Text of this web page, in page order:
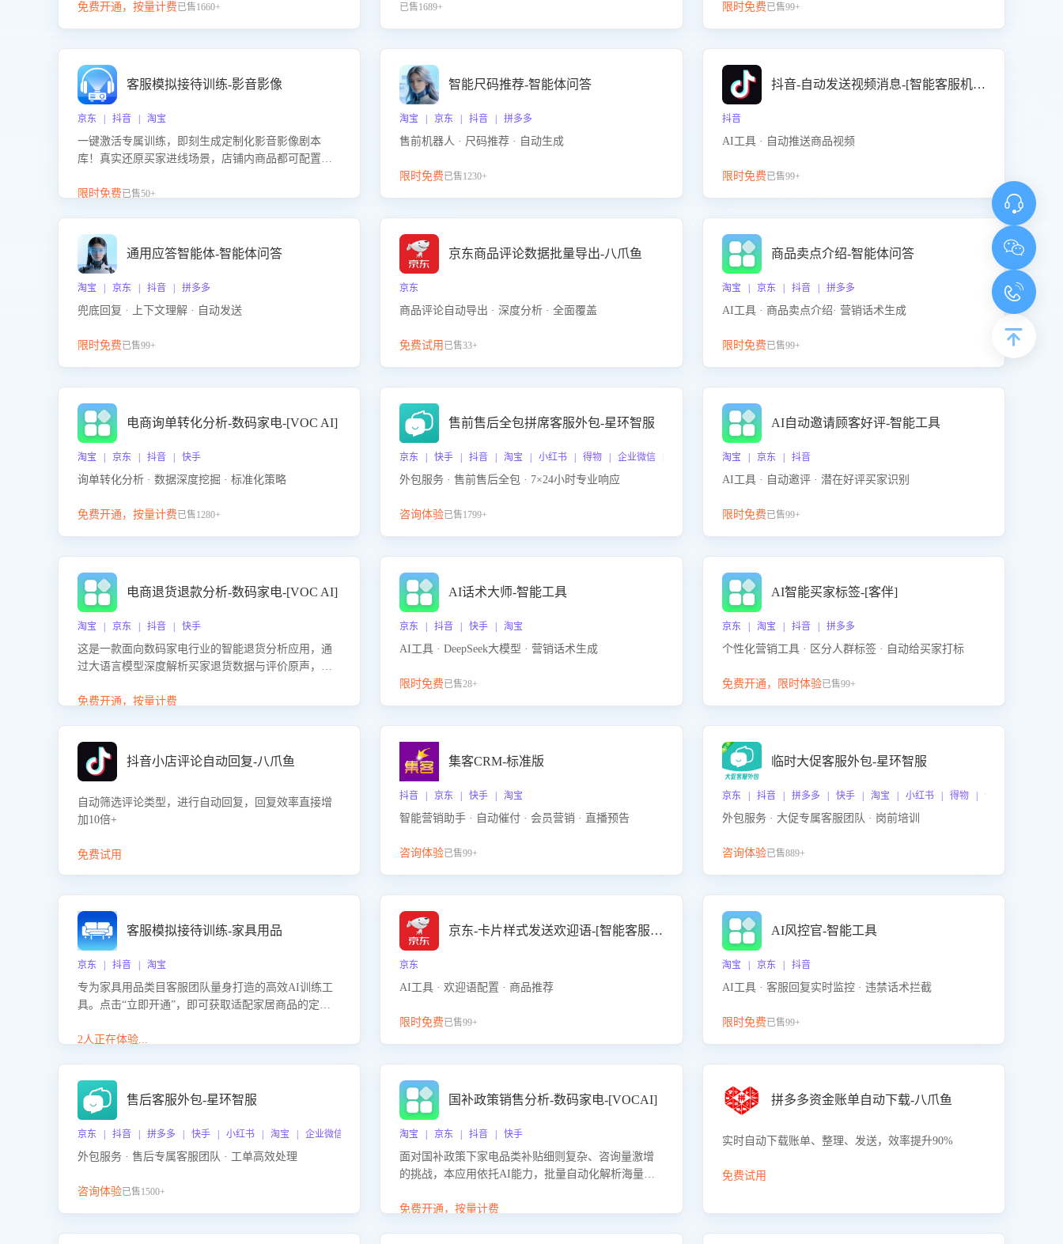
免费开通，按量计费已售1660+ 已售1689+ 限时免费已售99+
客服模拟接待训练-影音影像
京东 | 抖音 | 淘宝
一键激活专属训练，即刻生成定制化影音影像剧本
库！真实还原买家进线场景，店铺内商品都可配置到
升客服售前转化率。点击 “立即开通”，快速获取影音
限时免费已售50+
智能尺码推荐-智能体问答
淘宝 | 京东 | 抖音 | 拼多多
售前机器人 · 尺码推荐 · 自动生成
限时免费已售1230+
抖音-自动发送视频消息-[智能客服机器人]
抖音
AI工具 · 自动推送商品视频
限时免费已售99+
通用应答智能体-智能体问答
淘宝 | 京东 | 抖音 | 拼多多
兜底回复 · 上下文理解 · 自动发送
限时免费已售99+
京东商品评论数据批量导出-八爪鱼
京东
商品评论自动导出 · 深度分析 · 全面覆盖
免费试用 已售33+
商品卖点介绍-智能体问答
淘宝 | 京东 | 抖音 | 拼多多
AI工具 · 商品卖点介绍· 营销话术生成
限时免费已售99+
电商询单转化分析-数码家电-[VOC AI]
淘宝 | 京东 | 抖音 | 快手
询单转化分析 · 数据深度挖掘 · 标准化策略
免费开通，按量计费已售1280+
售前售后全包拼席客服外包-星环智服
京东 | 快手 | 抖音 | 淘宝 | 小红书 | 得物 | 企业微信 | 跨平台
外包服务 · 售前售后全包 · 7×24小时专业响应
咨询体验已售1799+
AI自动邀请顾客好评-智能工具
淘宝 | 京东 | 抖音
AI工具 · 自动邀评 · 潜在好评买家识别
限时免费已售99+
电商退货退款分析-数码家电-[VOC AI]
淘宝 | 京东 | 抖音 | 快手
这是一款面向数码家电行业的智能退货分析应用，通
过大语言模型深度解析买家退货数据与评价原声，精
因，并输出可落地的改进建议，通过挖掘用户痛点驱
免费开通，按量计费
AI话术大师-智能工具
京东 | 抖音 | 快手 | 淘宝
AI工具 · DeepSeek大模型 · 营销话术生成
限时免费已售28+
AI智能买家标签-[客伴]
京东 | 淘宝 | 抖音 | 拼多多
个性化营销工具 · 区分人群标签 · 自动给买家打标
免费开通，限时体验已售99+
抖音小店评论自动回复-八爪鱼
自动筛选评论类型，进行自动回复，回复效率直接增
加10倍+
免费试用
集客CRM-标准版
抖音 | 京东 | 快手 | 淘宝
智能营销助手 · 自动催付 · 会员营销 · 直播预告
咨询体验已售99+
临时大促客服外包-星环智服
京东 | 抖音 | 拼多多 | 快手 | 淘宝 | 小红书 | 得物 | 企业微信
外包服务 · 大促专属客服团队 · 岗前培训
咨询体验已售889+
客服模拟接待训练-家具用品
京东 | 抖音 | 淘宝
专为家具用品类目客服团队量身打造的高效AI训练工
具。点击“立即开通”，即可获取适配家居商品的定制
客服在家具用品功能、尺寸参数咨询等高频场景下的
2人正在体验...
京东-卡片样式发送欢迎语-[智能客服机器人]
京东
AI工具 · 欢迎语配置 · 商品推荐
限时免费已售99+
AI风控官-智能工具
淘宝 | 京东 | 抖音
AI工具 · 客服回复实时监控 · 违禁话术拦截
限时免费已售99+
售后客服外包-星环智服
京东 | 抖音 | 拼多多 | 快手 | 小红书 | 淘宝 | 企业微信
外包服务 · 售后专属客服团队 · 工单高效处理
咨询体验已售1500+
国补政策销售分析-数码家电-[VOCAI]
淘宝 | 京东 | 抖音 | 快手
面对国补政策下家电品类补贴细则复杂、咨询量激增
的挑战，本应用依托AI能力，批量自动化解析海量客
政策的关注焦点与购买意向，深度洞察决策动因。同
免费开通，按量计费
拼多多资金账单自动下载-八爪鱼
实时自动下载账单、整理、发送，效率提升90%
免费试用